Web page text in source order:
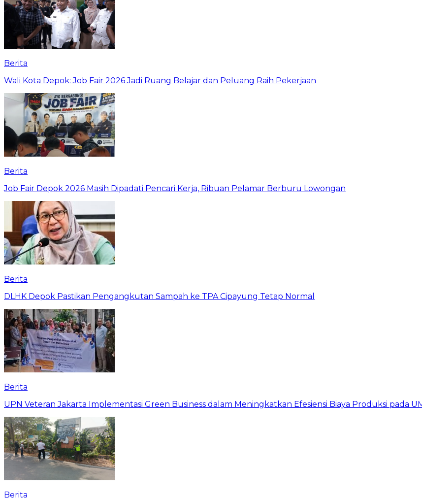
Berita
Wali Kota Depok: Job Fair 2026 Jadi Ruang Belajar dan Peluang Raih Pekerjaan
Berita
Job Fair Depok 2026 Masih Dipadati Pencari Kerja, Ribuan Pelamar Berburu Lowongan
Berita
DLHK Depok Pastikan Pengangkutan Sampah ke TPA Cipayung Tetap Normal
Berita
UPN Veteran Jakarta Implementasi Green Business dalam Meningkatkan Efesiensi Biaya Produksi pada
Berita